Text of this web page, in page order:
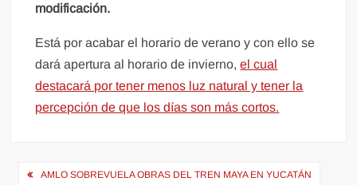
modificación.
Está por acabar el horario de verano y con ello se
dará apertura al horario de invierno,el cual
destacará por tener menos luz natural y tener la
percepción de que los días son más cortos.
Navegación
AMLO SOBREVUELA OBRAS DEL TREN MAYA EN YUCATÁN